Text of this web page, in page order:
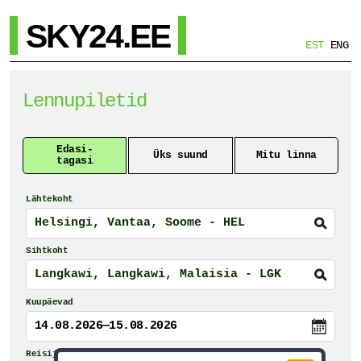
SKY24.EE EST ENG
Lennupiletid
Edasi-
tagasi
Üks suund Mitu linna
Lähtekoht
Sihtkoht
Kuupäevad
14.08.2026—15.08.2026
Reisijad ja reisiklass